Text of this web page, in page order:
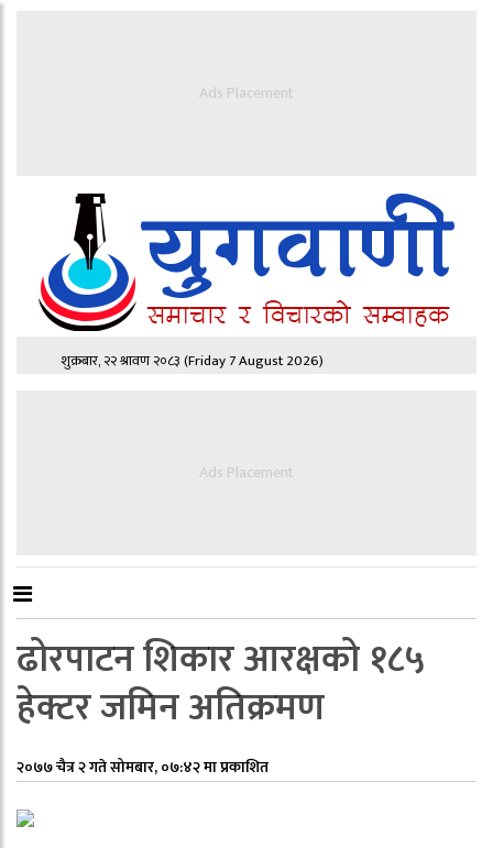
Ads Placement
शुक्रबार, २२ श्रावण २०८३(Friday 7 August 2026)
Ads Placement
ढोरपाटन शिकार आरक्षको १८५
हेक्टर जमिन अतिक्रमण
२०७७ चैत्र २ गते सोमबार, ०७:४२ मा प्रकाशित